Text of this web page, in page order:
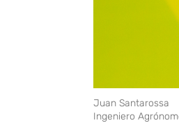
Juan Santarossa
Ingeniero